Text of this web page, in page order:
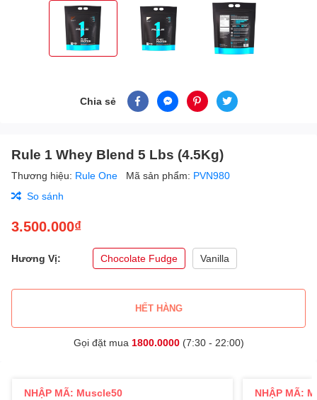
Chia sẻ
Rule 1 Whey Blend 5 Lbs (4.5Kg)
Thương hiệu: Rule One Mã sản phẩm: PVN980
So sánh
3.500.000₫
Hương Vị: Chocolate Fudge Vanilla
HẾT HÀNG
Gọi đặt mua 1800.0000(7:30 - 22:00)
NHẬP MÃ: Muscle50 NHẬP MÃ: